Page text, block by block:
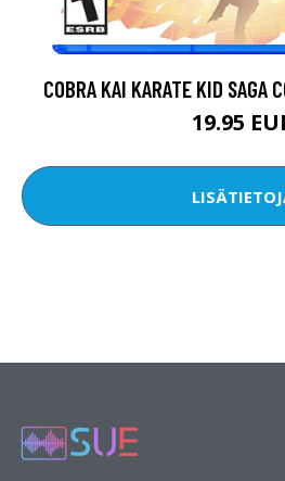
COBRA KAI KARATE KID SAGA
19.95